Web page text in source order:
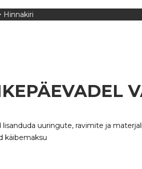
Hinnakiri
lisanduda uuringute, ravimite ja
käibemaksu